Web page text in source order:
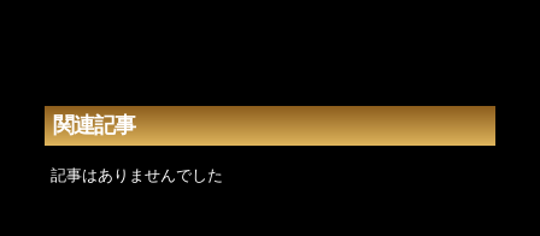
関連記事
記事はありませんでした